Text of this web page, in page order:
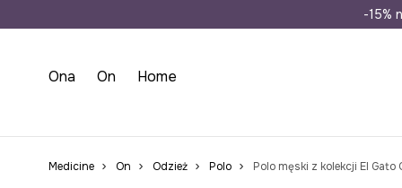
Wysyłka
-15%
Ona On Home
Medicine On Odzież Polo Polo męski z kolekcji El